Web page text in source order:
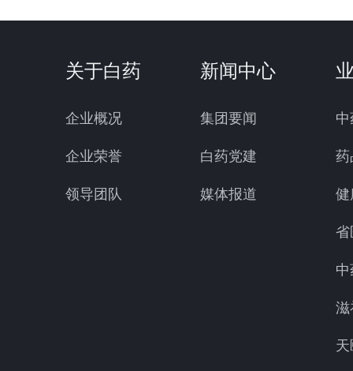
关于白药
企业概况
企业荣誉
领导团队
新闻中心
集团要闻
白药党建
媒体报道
药
健
省
滋